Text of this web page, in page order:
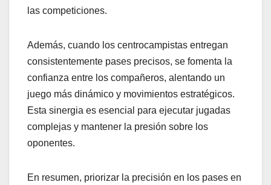
las competiciones.
Además, cuando los centrocampistas entregan
consistentemente pases precisos, se fomenta la
confianza entre los compañeros, alentando un
juego más dinámico y movimientos estratégicos.
Esta sinergia es esencial para ejecutar jugadas
complejas y mantener la presión sobre los
oponentes.
En resumen, priorizar la precisión en los pases en